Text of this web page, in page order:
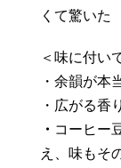
くて驚いた
＜味に付い
・余韻が本
・広がる香
・ コーヒー
え、味もそ